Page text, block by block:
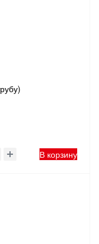
В корзину